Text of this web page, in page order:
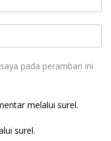
pada peramban ini
melalui surel.
surel.